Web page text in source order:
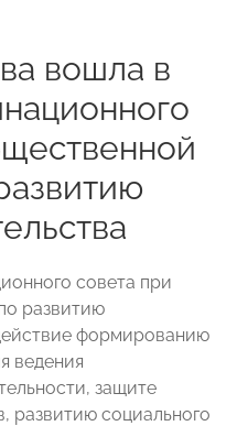
вошла в
совета при
развитию
формированию
ведения
защите
развитию социального